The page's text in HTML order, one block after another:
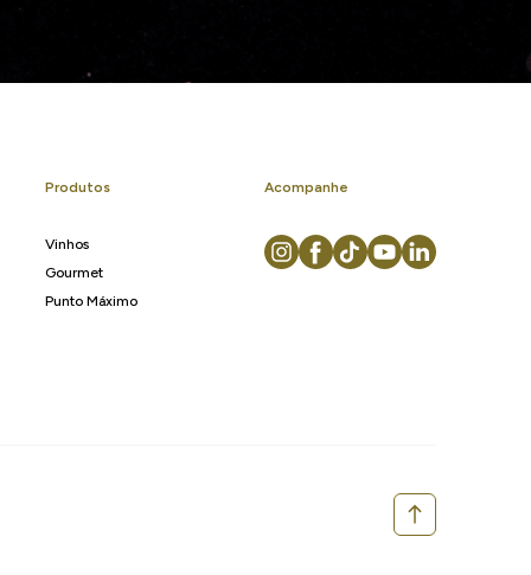
Produtos
Vinhos
Gourmet
Punto Máximo
Acompanhe